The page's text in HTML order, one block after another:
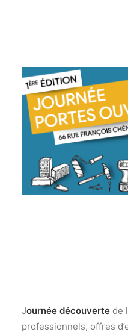
Journée découverte de
professionnels, offres